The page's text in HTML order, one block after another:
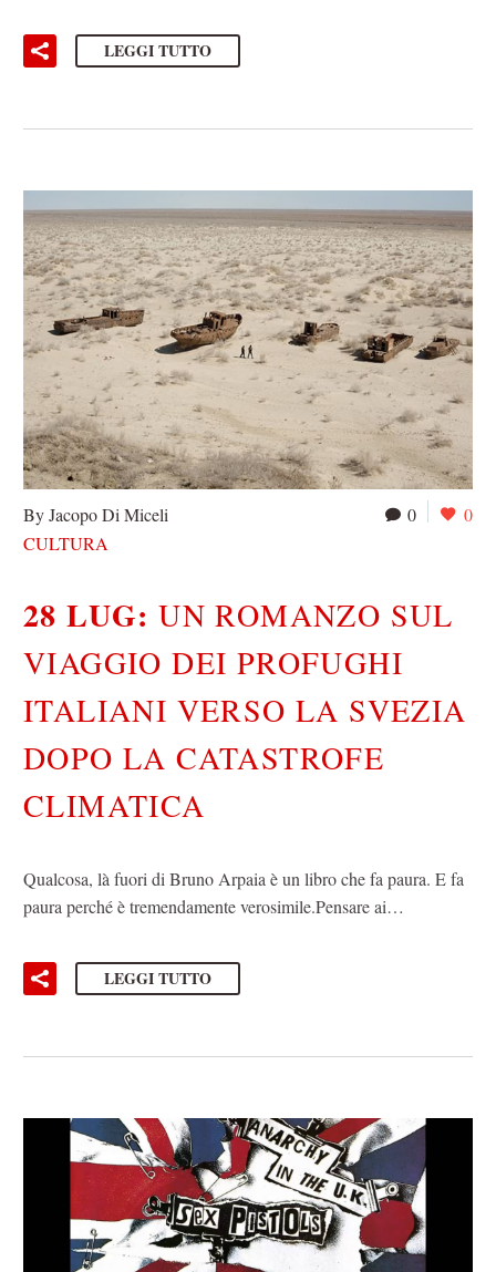
LEGGI TUTTO
0 0
By Jacopo Di Miceli
CULTURA
28 LUG:UN ROMANZO SUL
VIAGGIO DEI PROFUGHI
ITALIANI VERSO LA SVEZIA
DOPO LA CATASTROFE
CLIMATICA
Qualcosa, là fuori di Bruno Arpaia è un libro che fa paura. E fa
paura perché è tremendamente verosimile.Pensare ai…
LEGGI TUTTO